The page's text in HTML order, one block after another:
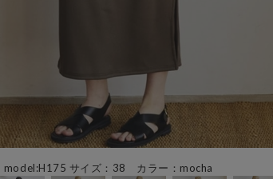
model:H175 サイズ：38 カラー：mocha